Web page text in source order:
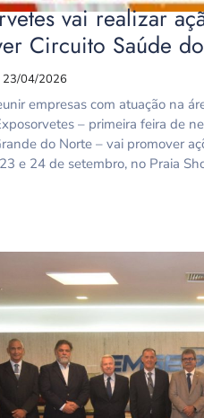
vai realizar
Circuito Saúde
23/04/2026
empresas com atuação na
– primeira feira de
do Norte – vai promover
e 24 de setembro, no Praia